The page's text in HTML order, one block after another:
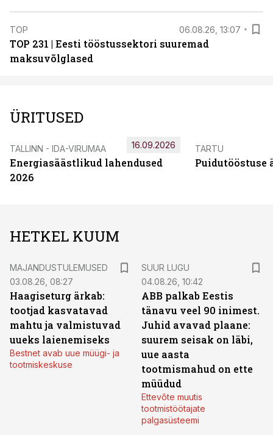
TOP 06.08.26, 13:07
TOP 231 | Eesti tööstussektori suuremad
maksuvõlglased
ÜRITUSED
TALLINN - IDA-VIRUMAA
Energiasäästlikud lahendused
2026
16.09.2026 TARTU
Puidutööstuse
HETKEL KUUM
MAJANDUSTULEMUSED
03.08.26, 08:27
Haagiseturg ärkab:
tootjad kasvatavad
mahtu ja valmistuvad
uueks laienemiseks
Bestnet avab uue müügi- ja
tootmiskeskuse
SUUR LUGU
04.08.26, 10:42
ABB palkab Eestis
tänavu veel 90 inimest.
Juhid avavad plaane:
suurem seisak on läbi,
uue aasta
tootmismahud on ette
müüdud
Ettevõte muutis
tootmistöötajate
palgasüsteemi